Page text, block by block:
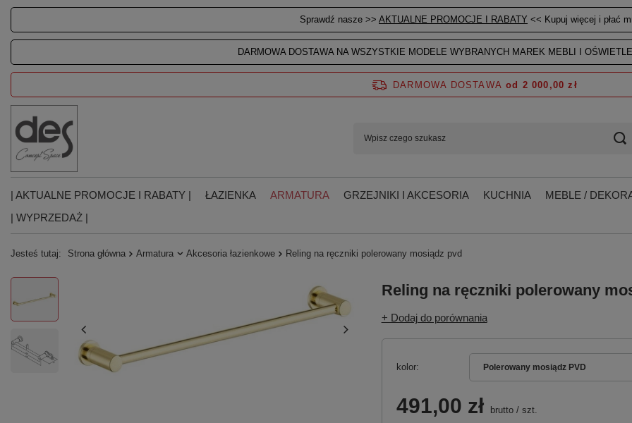
Sprawdź nasze >> AKTUALNE PROMOCJE I RABATY << Kupuj więcej i płać
DARMOWA DOSTAWA NA WSZYSTKIE MODELE WYBRANYCH MAREK MEBLI I
DARMOWA DOSTAWA od 2 000,00 zł
| AKTUALNE PROMOCJE I RABATY | ŁAZIENKA ARMATURA GRZEJNIKI I AKCESORIA KUCHNIA MEBLE /
| WYPRZEDAŻ |
Jesteś tutaj: Strona główna Armatura Akcesoria łazienkowe Reling na ręczniki polerowany mosiądz pvd
Reling na ręczniki polerowany
+ Dodaj do porównania
kolor Polerowany mosiądz PVD
491,00 zł brutto/ szt.